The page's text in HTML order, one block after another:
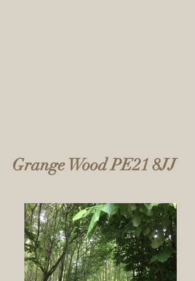
Grange Wood PE21 8JJ